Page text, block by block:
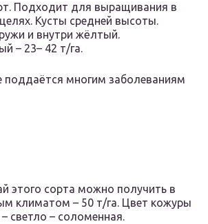
Подходит для выращивания в
Кусты средней высоты.
и внутри жёлтый.
– 23– 42 т/га.
поддаётся многим заболеваниям
этого сорта можно получить в
климатом – 50 т/га. Цвет кожуры
светло – соломенная.